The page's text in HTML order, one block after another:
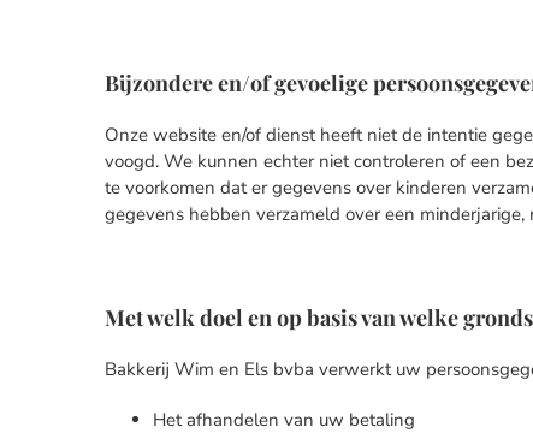
Bijzondere en/of gevoelige
Onze website en/of dienst heeft niet de intentie
voogd. We kunnen echter niet controleren of een
te voorkomen dat er gegevens over kinderen
gegevens hebben verzameld over een
Met welk doel en op basis van welke
Bakkerij Wim en Els bvba verwerkt uw
Het afhandelen van uw betaling